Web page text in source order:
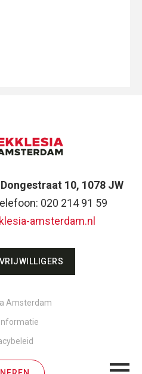
10, 1078 JW
020 214 91 59
amsterdam.nl
Amsterdam